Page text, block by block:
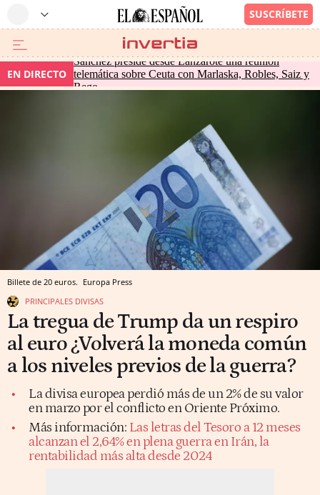
EN DIRECTO
Sánchez preside desde Lanzarote una reunión
telemática sobre Ceuta con Marlaska, Robles, Saiz y
Rego
Billete de 20 euros. Europa Press
PRINCIPALES DIVISAS
La tregua de Trump da un respiro
al euro ¿Volverá la moneda común
a los niveles previos de la guerra?
La divisa europea perdió más de un 2% de su valor
en marzo por el conflicto en Oriente Próximo.
Más información: Las letras del Tesoro a 12 meses
alcanzan el 2,64% en plena guerra en Irán, la
rentabilidad más alta desde 2024